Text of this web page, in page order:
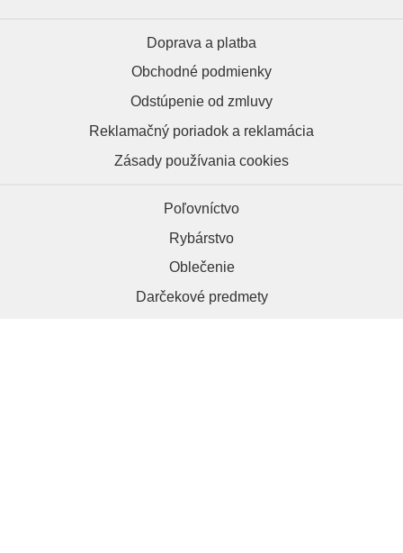
Doprava a platba
Obchodné podmienky
Odstúpenie od zmluvy
Reklamačný poriadok a reklamácia
Zásady používania cookies
Poľovníctvo
Rybárstvo
Oblečenie
Darčekové predmety